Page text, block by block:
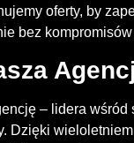
oferty, by
bez
– lidera wśród
Dzięki